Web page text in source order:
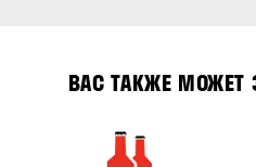
ВАС ТАКЖЕ МОЖЕТ